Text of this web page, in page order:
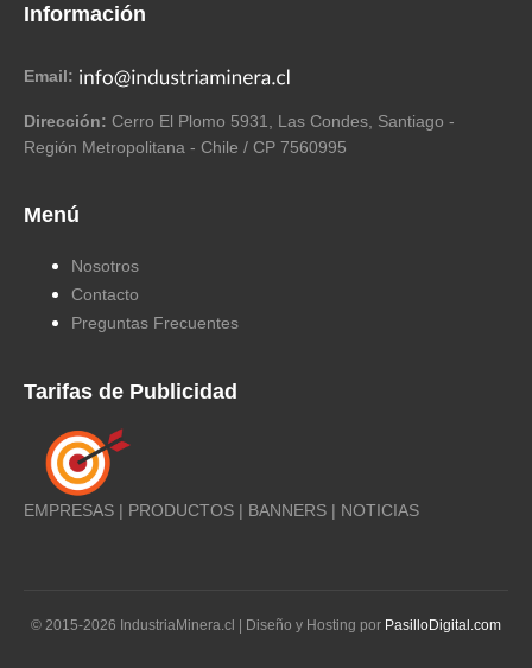
Información
Email:
Dirección: Cerro El Plomo 5931, Las Condes, Santiago -
Región Metropolitana - Chile / CP 7560995
Menú
Nosotros
Contacto
Preguntas Frecuentes
Tarifas de Publicidad
EMPRESAS | PRODUCTOS | BANNERS | NOTICIAS
© 2015-2026 IndustriaMinera.cl | Diseño y Hosting por PasilloDigital.com